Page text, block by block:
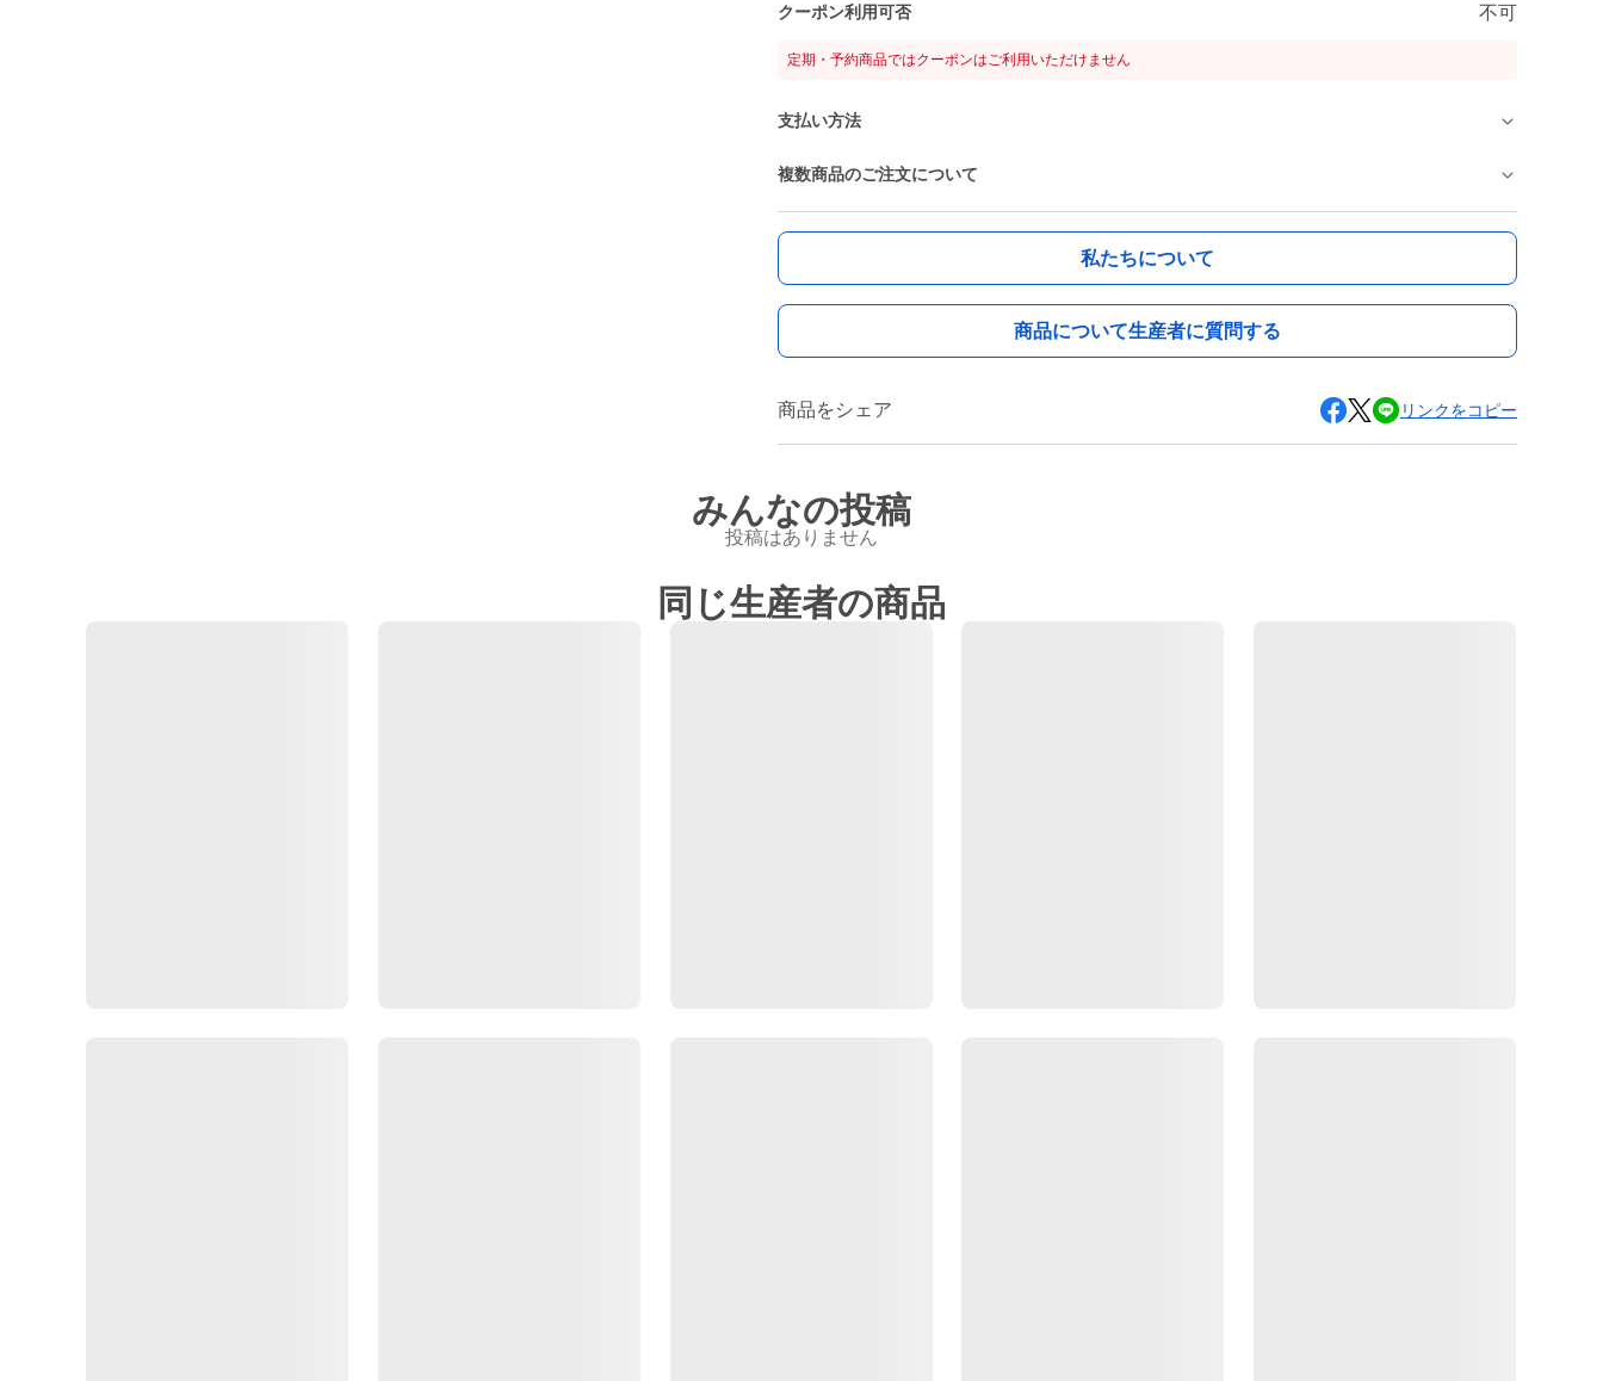
クーポン利用可否 不可
定期・予約商品ではクーポンはご利用いただけません
支払い方法
複数商品のご注文について
私たちについて
商品について生産者に質問する
商品をシェア リンクをコピー
みんなの投稿
投稿はありません
同じ生産者の商品